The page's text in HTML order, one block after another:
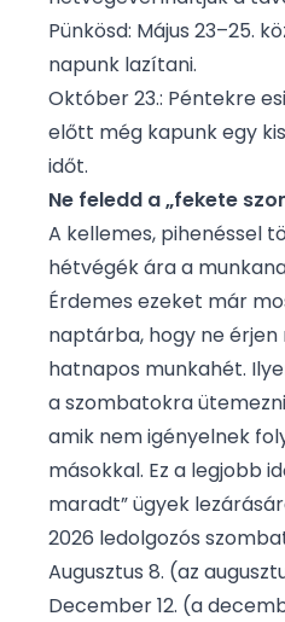
Pünkösd: Május 23–25.
napunk lazítani.
Október 23.: Péntekre
előtt még kapunk egy
időt.
Ne feledd a „fekete
A kellemes, pihenéssel
hétvégék ára a
Érdemes ezeket már
naptárba, hogy ne
hatnapos munkahét.
a szombatokra
amik nem igényelnek
másokkal. Ez a legjobb
maradt” ügyek
2026 ledolgozós
Augusztus 8. (az
December 12. (a